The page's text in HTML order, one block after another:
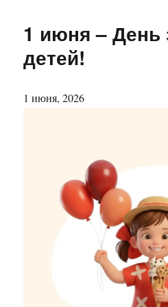
1 июня –
детей!
1 июня, 2026